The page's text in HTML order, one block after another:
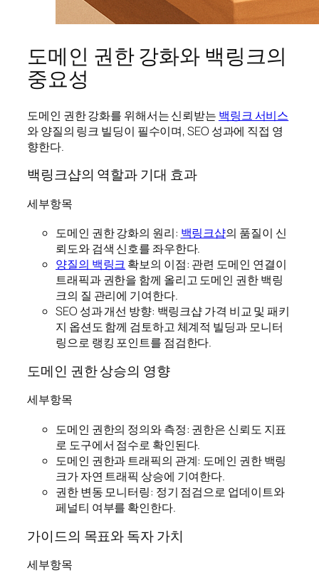
도메인 권한 강화와 백링크의
중요성
도메인 권한 강화를 위해서는 신뢰받는 백링크 서비스
와 양질의 링크 빌딩이 필수이며, SEO 성과에 직접 영
향한다.
백링크샵의 역할과 기대 효과
세부항목
도메인 권한 강화의 원리: 백링크샵의 품질이 신
뢰도와 검색 신호를 좌우한다.
양질의 백링크 확보의 이점: 관련 도메인 연결이
트래픽과 권한을 함께 올리고 도메인 권한 백링
크의 질 관리에 기여한다.
SEO 성과 개선 방향: 백링크샵 가격 비교 및 패키
지 옵션도 함께 검토하고 체계적 빌딩과 모니터
링으로 랭킹 포인트를 점검한다.
도메인 권한 상승의 영향
세부항목
도메인 권한의 정의와 측정: 권한은 신뢰도 지표
로 도구에서 점수로 확인된다.
도메인 권한과 트래픽의 관계: 도메인 권한 백링
크가 자연 트래픽 상승에 기여한다.
권한 변동 모니터링: 정기 점검으로 업데이트와
페널티 여부를 확인한다.
가이드의 목표와 독자 가치
세부항목